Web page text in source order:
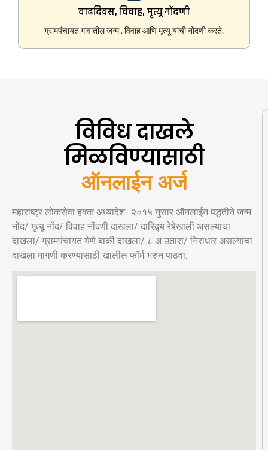
वाढदिवस, विवाह, मृत्यू नोंदणी
ग्रामपंचायत गावातील जन्म , विवाह आणि मृत्यू यांची नोंदणी करते.
विविध दाखले
मिळविण्यासाठी
ऑनलाईन अर्ज
महाराष्ट्र लोकसेवा हक्क अध्यादेश- २०१५ नुसार ऑनलाईन पद्धतीने जन्म
नोंद/ मृत्यू नोंद/ विवाह नोंदणी दाखला/ दारिद्र्य रेषेखाली असल्याचा
दाखला/ ग्रामपंचायत येणे बाकी दाखला/ ८ अ उतारा/ निराधार असल्याचा
दाखला मागणी करण्यासाठी खालील फॉर्म भरुन पाठवा.